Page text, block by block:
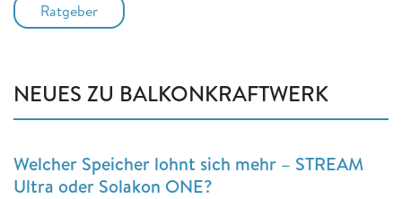
Ratgeber
NEUES ZU BALKONKRAFTWERK
Welcher Speicher lohnt sich mehr – STREAM
Ultra oder Solakon ONE?